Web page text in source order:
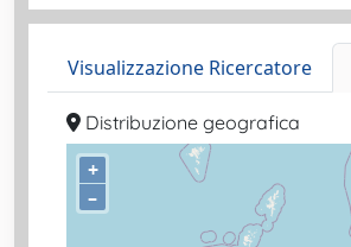
Visualizzazione Ricercatore
Distribuzione geografica
+
–